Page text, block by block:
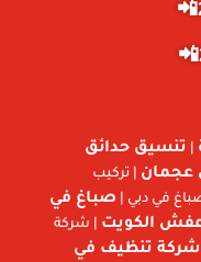
تنسيق حدائق
عجمان | تركيب
في دبي | صباغ في
الكويت | شركة
شركة تنظيف في